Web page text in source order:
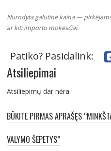
Nurodyta galutinė kaina —
ar kiti importo mokesčiai.
Patiko? Pasidalink:
Atsiliepimai
Atsiliepimų dar nėra.
BŪKITE PIRMAS APRAŠĘS
VALYMO ŠEPETYS”